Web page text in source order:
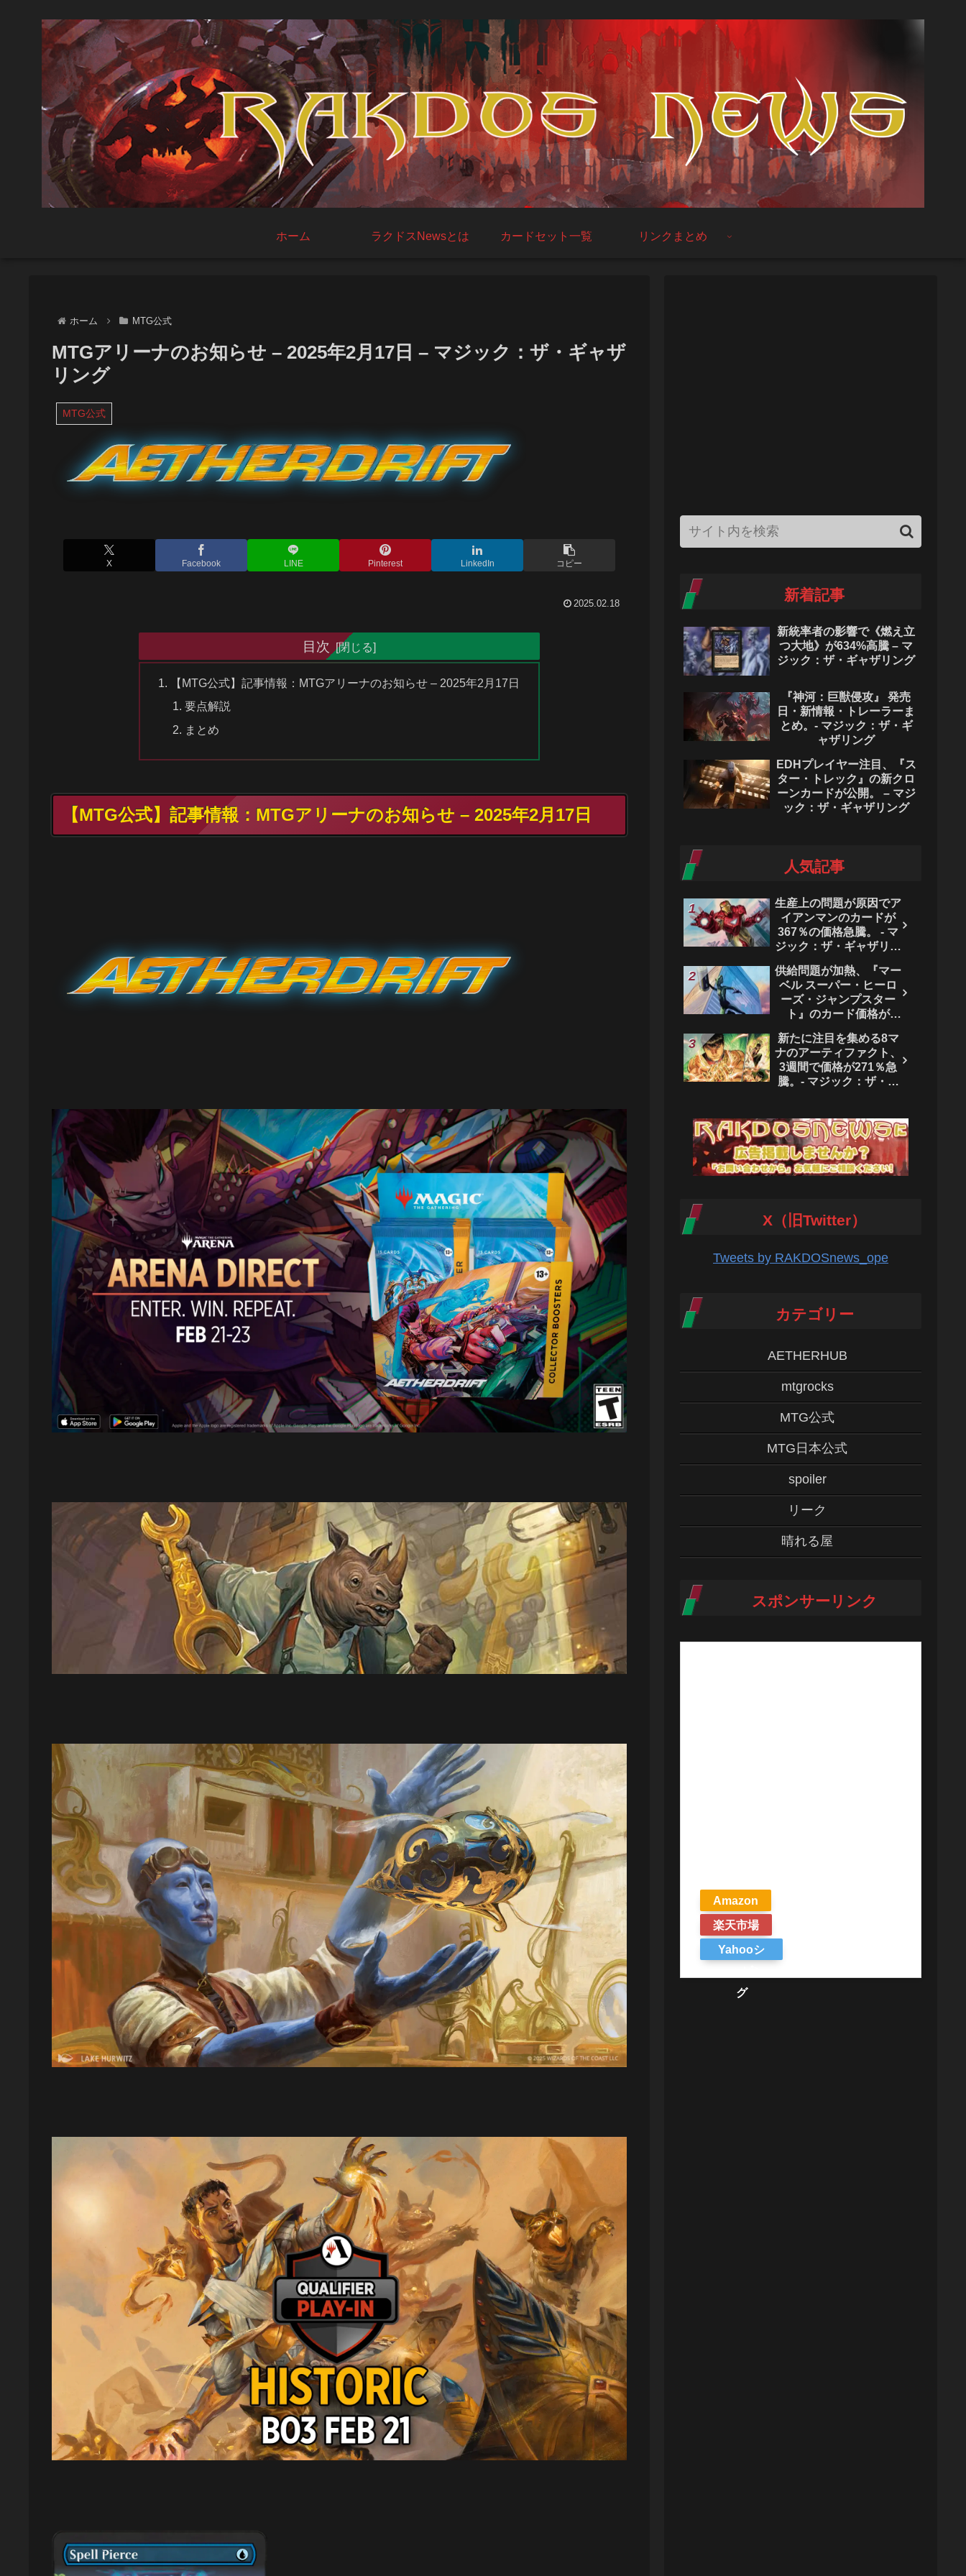
ホーム ラクドスNewsとは カードセット一覧 リンクまとめ
ホーム MTG公式
MTGアリーナのお知らせ – 2025年2月17日 – マジック：ザ・ギャザ
リング
MTG公式
X Facebook LINE Pinterest LinkedIn コピー
2025.02.18
目次
【MTG公式】記事情報：MTGアリーナのお知らせ – 2025年2月17日
要点解説
まとめ
【MTG公式】記事情報：MTGアリーナのお知らせ – 2025年2月17日
新着記事
新統率者の影響で《燃え立
つ大地》が634%高騰 – マ
ジック：ザ・ギャザリング
『神河：巨獣侵攻』 発売
日・新情報・トレーラーま
とめ。- マジック：ザ・ギ
ャザリング
EDHプレイヤー注目、『ス
ター・トレック』の新クロ
ーンカードが公開。 – マジ
ック：ザ・ギャザリング
人気記事
生産上の問題が原因でア
イアンマンのカードが
367％の価格急騰。 - マ
ジック：ザ・ギャザリン
供給問題が加熱、『マー
ベル スーパー・ヒーロ
ーズ・ジャンプスター
ト』のカード価格が
ク：ザ・ギャザリング
新たに注目を集める8マ
ナのアーティファクト、
3週間で価格が271％急
騰。- マジック：ザ・ギ
X（旧Twitter）
Tweets by RAKDOSnews_ope
カテゴリー
AETHERHUB
mtgrocks
MTG公式
MTG日本公式
spoiler
リーク
晴れる屋
スポンサーリンク
Amazon
楽天市場
Yahooシ
グ